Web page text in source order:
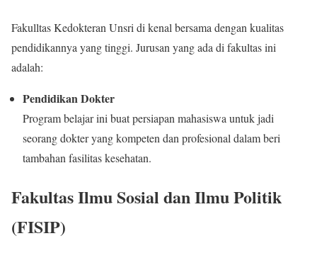
Fakulltas Kedokteran Unsri di kenal bersama dengan kualitas
pendidikannya yang tinggi. Jurusan yang ada di fakultas ini
adalah:
Pendidikan Dokter
Program belajar ini buat persiapan mahasiswa untuk jadi
seorang dokter yang kompeten dan profesional dalam beri
tambahan fasilitas kesehatan.
Fakultas Ilmu Sosial dan Ilmu Politik
(FISIP)